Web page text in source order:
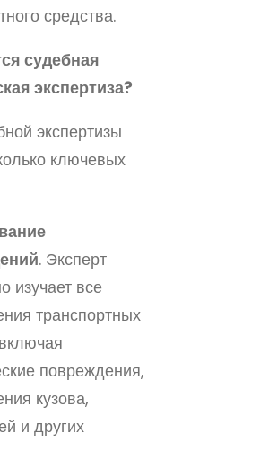
средства.
судебная
экспертиза?
экспертизы
ключевых
. Эксперт
изучает все
транспортных
повреждения,
кузова,
и других